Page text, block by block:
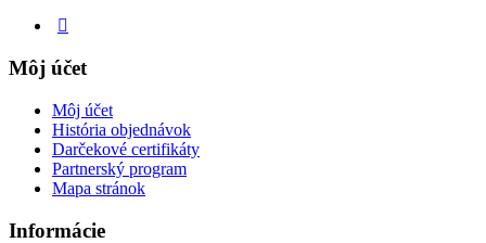
Môj účet
Môj účet
História objednávok
Darčekové certifikáty
Partnerský program
Mapa stránok
Informácie